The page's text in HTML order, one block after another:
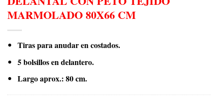
MARMOLADO 80X66 CM
Tiras para anudar en costados.
5 bolsillos en delantero.
Largo aprox.: 80 cm.